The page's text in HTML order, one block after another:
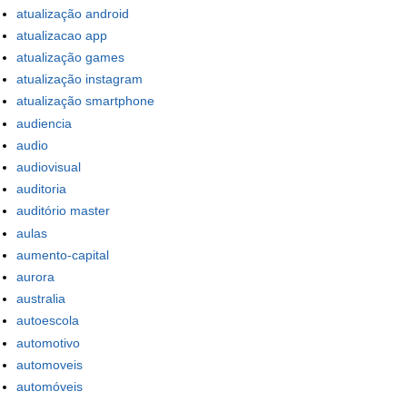
atualização android
atualizacao app
atualização games
atualização instagram
atualização smartphone
audiencia
audio
audiovisual
auditoria
auditório master
aulas
aumento-capital
aurora
australia
autoescola
automotivo
automoveis
automóveis